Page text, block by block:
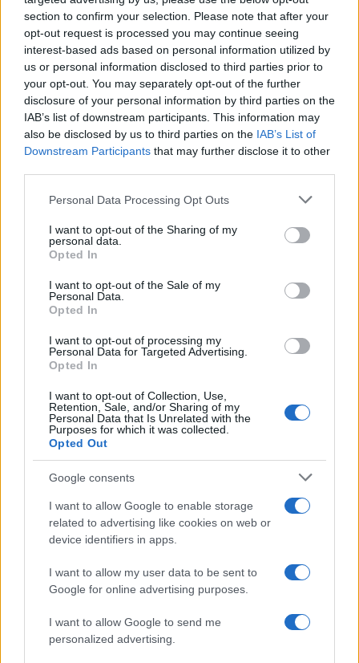
section to confirm your selection. Please note that after your
opt-out request is processed you may continue seeing
interest-based ads based on personal information utilized by
us or personal information disclosed to third parties prior to
your opt-out. You may separately opt-out of the further
disclosure of your personal information by third parties on the
IAB’s list of downstream participants. This information may
also be disclosed by us to third parties on the IAB’s List of
Downstream Participants that may further disclose it to other
Please note that this website/app uses one or more Google
not limited to your visit or usage behaviour. You may click to
grant or deny consent to Google and its third-party tags to
use your data for below specified purposes in below Google
consent section.
Personal Data Processing Opt Outs
I want to opt-out of the Sharing of my
personal data.
Opted In
I want to opt-out of the Sale of my
Personal Data.
Opted In
I want to opt-out of processing my
Personal Data for Targeted Advertising.
Opted In
I want to opt-out of Collection, Use,
Retention, Sale, and/or Sharing of my
Personal Data that Is Unrelated with the
Purposes for which it was collected.
Opted Out
Google consents
I want to allow Google to enable storage
related to advertising like cookies on web or
device identifiers in apps.
I want to allow my user data to be sent to
Google for online advertising purposes.
I want to allow Google to send me
personalized advertising.
Ανεμοι: Δυτικοί βορειοδυτικοί 4 με 5 μποφόρ,
γρήγορα βόρειοι βορειοδυτικοί με την ίδια
ένταση. Από αργά το απόγευμα νοτίων
διευθύνσεων 3 με 4 μποφόρ.
Θερμοκρασία: Από 16 έως 23 με 24 και τοπικά
στη Κρήτη τους 25 με 26 βαθμούς Κελσίου.
Νησιά Ανατολικού Αιγαίου –
Δωδεκάνησα
Καιρός: Γενικά αίθριος με λίγες πρόσκαιρες
νεφώσεις. Από το απόγευμα αραιές νεφώσεις
παροδικά πιο πυκνές.
δυτικοί βορειοδυτικοί με την ίδια ένταση.
Θερμοκρασία: Από 15 έως 24 και τοπικά τους 25
βαθμούς Κελσίου.